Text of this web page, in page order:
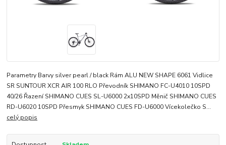
Parametry Barvy silver pearl / black Rám ALU NEW SHAPE 6061 Vidlice
SR SUNTOUR XCR AIR 100 RLO Převodník SHIMANO FC-U4010 10SPD
40/26 Řazení SHIMANO CUES SL-U6000 2x10SPD Měnič SHIMANO CUES
RD-U6020 10SPD Přesmyk SHIMANO CUES FD-U6000 Vícekolečko S...
celý popis